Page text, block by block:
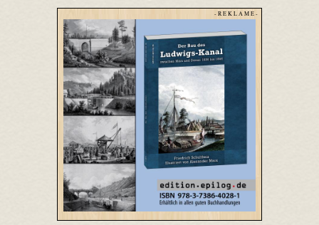
- R E K L A M E -